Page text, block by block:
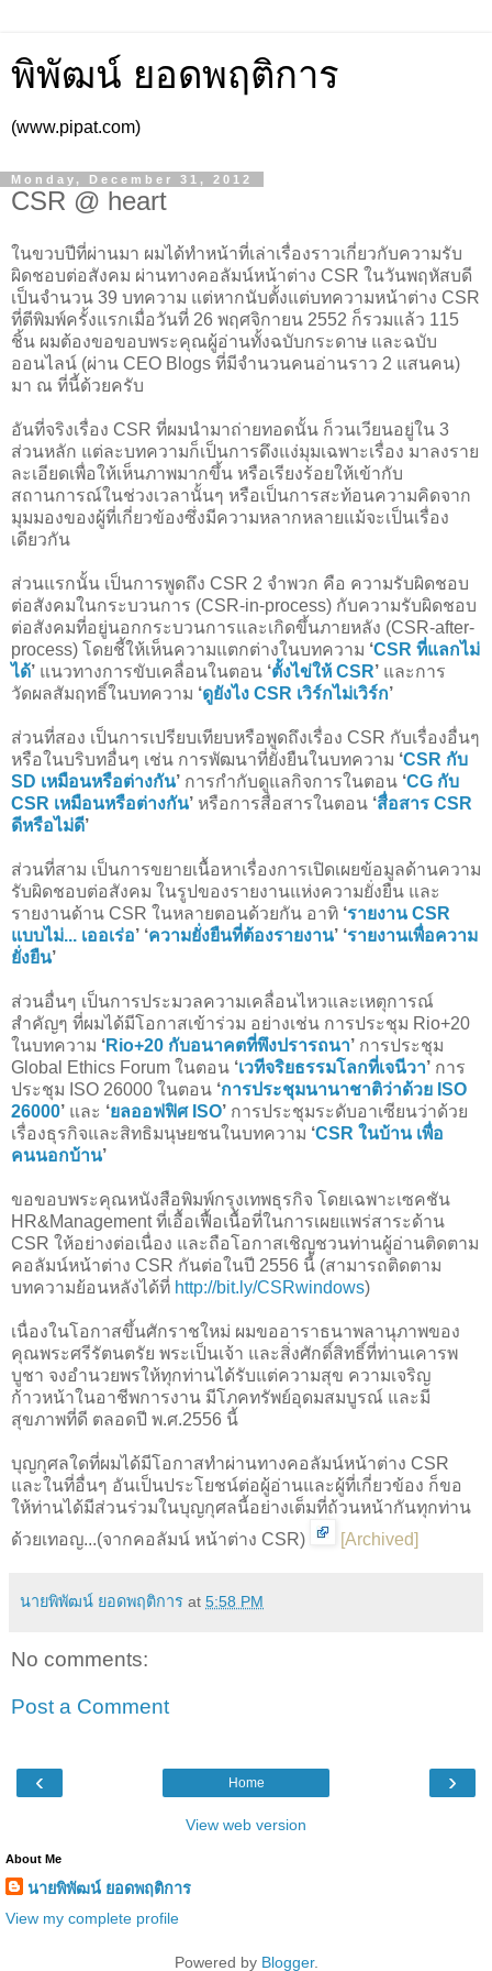
พิพัฒน์ ยอดพฤติการ
(www.pipat.com)
Monday, December 31, 2012
CSR @ heart
ในขวบปีที่ผ่านมา ผมได้ทำหน้าที่เล่าเรื่องราวเกี่ยวกับความรับ
ผิดชอบต่อสังคม ผ่านทางคอลัมน์หน้าต่าง CSR ในวันพฤหัสบดี
เป็นจำนวน 39 บทความ แต่หากนับตั้งแต่บทความหน้าต่าง CSR
ที่ตีพิมพ์ครั้งแรกเมื่อวันที่ 26 พฤศจิกายน 2552 ก็รวมแล้ว 115
ชิ้น ผมต้องขอขอบพระคุณผู้อ่านทั้งฉบับกระดาษ และฉบับ
ออนไลน์ (ผ่าน CEO Blogs ที่มีจำนวนคนอ่านราว 2 แสนคน)
มา ณ ที่นี้ด้วยครับ
อันที่จริงเรื่อง CSR ที่ผมนำมาถ่ายทอดนั้น ก็วนเวียนอยู่ใน 3
ส่วนหลัก แต่ละบทความก็เป็นการดึงแง่มุมเฉพาะเรื่อง มาลงราย
ละเอียดเพื่อให้เห็นภาพมากขึ้น หรือเรียงร้อยให้เข้ากับ
สถานการณ์ในช่วงเวลานั้นๆ หรือเป็นการสะท้อนความคิดจาก
มุมมองของผู้ที่เกี่ยวข้องซึ่งมีความหลากหลายแม้จะเป็นเรื่อง
เดียวกัน
ส่วนแรกนั้น เป็นการพูดถึง CSR 2 จำพวก คือ ความรับผิดชอบ
ต่อสังคมในกระบวนการ (CSR-in-process) กับความรับผิดชอบ
ต่อสังคมที่อยู่นอกกระบวนการและเกิดขึ้นภายหลัง (CSR-after-
process) โดยชี้ให้เห็นความแตกต่างในบทความ ‘CSR ที่แลกไม่
ได้’ แนวทางการขับเคลื่อนในตอน ‘ตั้งไข่ให้ CSR’ และการ
วัดผลสัมฤทธิ์ในบทความ ‘ดูยังไง CSR เวิร์กไม่เวิร์ก’
ส่วนที่สอง เป็นการเปรียบเทียบหรือพูดถึงเรื่อง CSR กับเรื่องอื่นๆ
หรือในบริบทอื่นๆ เช่น การพัฒนาที่ยั่งยืนในบทความ ‘CSR กับ
SD เหมือนหรือต่างกัน’ การกำกับดูแลกิจการในตอน ‘CG กับ
CSR เหมือนหรือต่างกัน’ หรือการสื่อสารในตอน ‘สื่อสาร CSR
ดีหรือไม่ดี’
ส่วนที่สาม เป็นการขยายเนื้อหาเรื่องการเปิดเผยข้อมูลด้านความ
รับผิดชอบต่อสังคม ในรูปของรายงานแห่งความยั่งยืน และ
รายงานด้าน CSR ในหลายตอนด้วยกัน อาทิ ‘รายงาน CSR
แบบไม่... เออเร่อ’ ‘ความยั่งยืนที่ต้องรายงาน’ ‘รายงานเพื่อความ
ยั่งยืน’
ส่วนอื่นๆ เป็นการประมวลความเคลื่อนไหวและเหตุการณ์
สำคัญๆ ที่ผมได้มีโอกาสเข้าร่วม อย่างเช่น การประชุม Rio+20
ในบทความ ‘Rio+20 กับอนาคตที่พึงปรารถนา’ การประชุม
Global Ethics Forum ในตอน ‘เวทีจริยธรรมโลกที่เจนีวา’ การ
ประชุม ISO 26000 ในตอน ‘การประชุมนานาชาติว่าด้วย ISO
26000’ และ ‘ยลออฟฟิศ ISO’ การประชุมระดับอาเซียนว่าด้วย
เรื่องธุรกิจและสิทธิมนุษยชนในบทความ ‘CSR ในบ้าน เพื่อ
คนนอกบ้าน’
ขอขอบพระคุณหนังสือพิมพ์กรุงเทพธุรกิจ โดยเฉพาะเซคชัน
HR&Management ที่เอื้อเฟื้อเนื้อที่ในการเผยแพร่สาระด้าน
CSR ให้อย่างต่อเนื่อง และถือโอกาสเชิญชวนท่านผู้อ่านติดตาม
คอลัมน์หน้าต่าง CSR กันต่อในปี 2556 นี้ (สามารถติดตาม
บทความย้อนหลังได้ที่ http://bit.ly/CSRwindows)
เนื่องในโอกาสขึ้นศักราชใหม่ ผมขออาราธนาพลานุภาพของ
คุณพระศรีรัตนตรัย พระเป็นเจ้า และสิ่งศักดิ์สิทธิ์ที่ท่านเคารพ
บูชา จงอำนวยพรให้ทุกท่านได้รับแต่ความสุข ความเจริญ
ก้าวหน้าในอาชีพการงาน มีโภคทรัพย์อุดมสมบูรณ์ และมี
สุขภาพที่ดี ตลอดปี พ.ศ.2556 นี้
บุญกุศลใดที่ผมได้มีโอกาสทำผ่านทางคอลัมน์หน้าต่าง CSR
และในที่อื่นๆ อันเป็นประโยชน์ต่อผู้อ่านและผู้ที่เกี่ยวข้อง ก็ขอ
ให้ท่านได้มีส่วนร่วมในบุญกุศลนี้อย่างเต็มที่ถ้วนหน้ากันทุกท่าน
ด้วยเทอญ...(จากคอลัมน์ หน้าต่าง CSR)
[Archived]
นายพิพัฒน์ ยอดพฤติการ at 5:58 PM
No comments:
Post a Comment
‹ ›
Home
View web version
About Me
นายพิพัฒน์ ยอดพฤติการ
View my complete profile
Powered by Blogger.